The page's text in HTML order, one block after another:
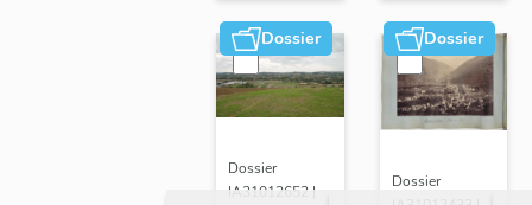
Dossier
Dossier
IA31012652 |
Dossier
Dossier